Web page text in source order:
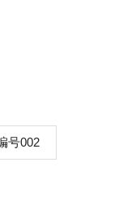
号002